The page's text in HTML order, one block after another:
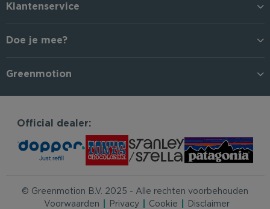
Klantenservice
Doe je mee?
Greenmotion
Official dealer:
© Greenmotion B.V. 2025 - Alle rechten voorbehouden
Voorwaarden
Privacy Cookie Disclaimer